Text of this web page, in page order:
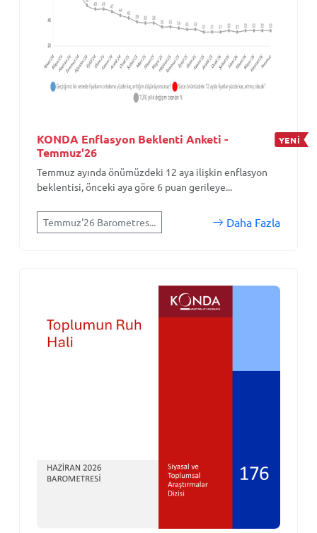
KONDA Enflasyon Beklenti Anketi -
Temmuz'26
YENİ
Temmuz ayında önümüzdeki 12 aya ilişkin enflasyon
beklentisi, önceki aya göre 6 puan gerileye...
Temmuz'26 Barometres... Daha Fazla